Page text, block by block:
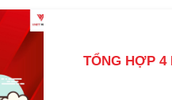
TỔNG HỢP 4